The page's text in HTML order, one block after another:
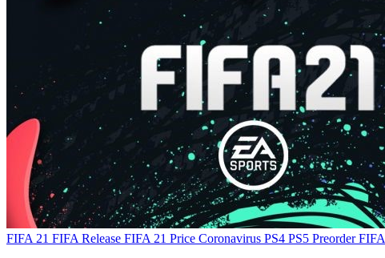
FIFA 21 FIFA Release FIFA 21 Price Coronavirus PS4 PS5 Preorder FIFA